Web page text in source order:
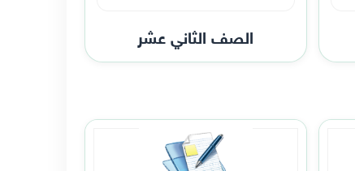
الصف الثاني عشر